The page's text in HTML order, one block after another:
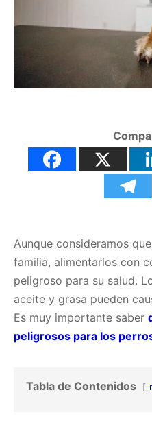
Aunque consideramos
familia, alimentarlos con
peligroso para su salud.
aceite y grasa pueden
Es muy importante saber
peligrosos para los
Tabla de Contenidos